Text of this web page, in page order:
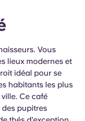
Vous
lieux modernes et
idéal pour se
habitants les plus
Ce café
pupitres